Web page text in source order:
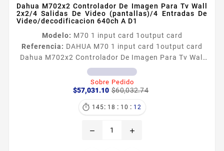
Dahua M702x2 Controlador De Imagen Para Tv Wall
2x2/4 Salidas De Video (pantallas)/4 Entradas De
Video/decodificacion 640ch A D1
Modelo: M70 1 input card 1output card
Referencia: DAHUA M70 1 input card 1output card
Dahua M702x2 Controlador De Imagen Para Tv Wall
2x2/4 Salidas De Video (pantallas)/4 Entradas De
Video/decodificacion 640ch A D1
Sobre Pedido
$57,031.10 $60,032.74
 145: 18 : 10 : 11
remove add